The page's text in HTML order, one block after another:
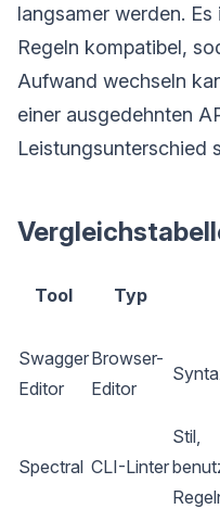
langsamer werden.
Regeln kompatibel,
Aufwand wechseln
einer ausgedehnten
Leistungsunterschied
Tool Typ
Swagger
Editor
Browser-
Editor
Spectral CLI-Linter
Stil,